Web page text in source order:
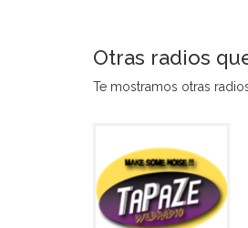
Otras radios
Te mostramos otras